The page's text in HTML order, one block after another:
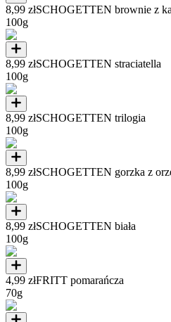
8,99 złSCHOGETTEN brownie z
100g
8,99 złSCHOGETTEN straciatella
100g
8,99 złSCHOGETTEN trilogia
100g
8,99 złSCHOGETTEN gorzka z
100g
8,99 złSCHOGETTEN biała
100g
4,99 złFRITT pomarańcza
70g